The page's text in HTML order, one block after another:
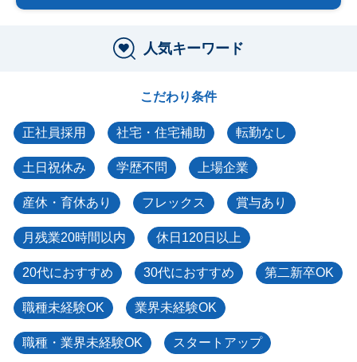
人気キーワード
こだわり条件
正社員採用 社宅・住宅補助 転勤なし
土日祝休み 学歴不問 上場企業
産休・育休あり フレックス 賞与あり
月残業20時間以内 休日120日以上
20代におすすめ 30代におすすめ 第二新卒OK
職種未経験OK 業界未経験OK
職種・業界未経験OK スタートアップ